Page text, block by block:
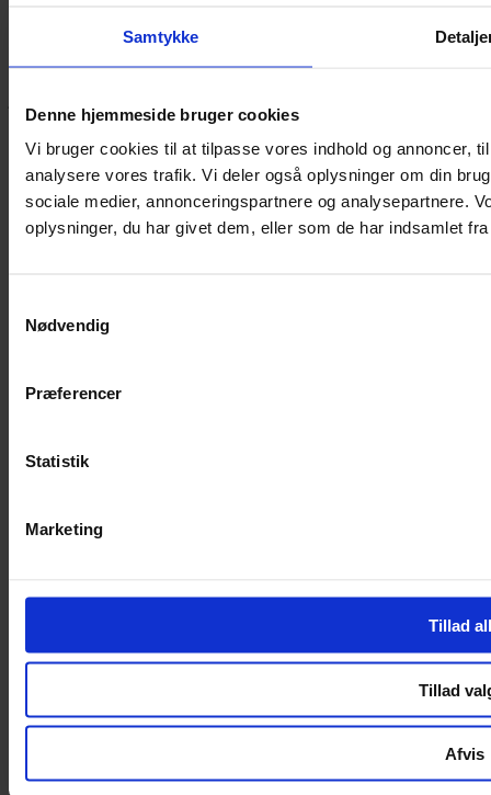
Samtykke
Denne hjemmeside bruger cookies
Vi bruger cookies til at tilpasse vores indhold og annoncer,
analysere vores trafik. Vi deler også oplysninger om din
sociale medier, annonceringspartnere og analysepartnere.
oplysninger, du har givet dem, eller som de har indsamlet
Nødvendig
Præferencer
Statistik
Marketing
Tillad
Tillad
Afvis
60 51 96 50
post@yarneverywear.dk
CVR 43041649
Facebook-f Instagram
Handelsbetingelser
Privatlivspolitik
Handelsbetingelser
Om Yarn Every Wear
Mandag – Fredag 10:00 – 17:30
Lørdag 10:00 – 14:00